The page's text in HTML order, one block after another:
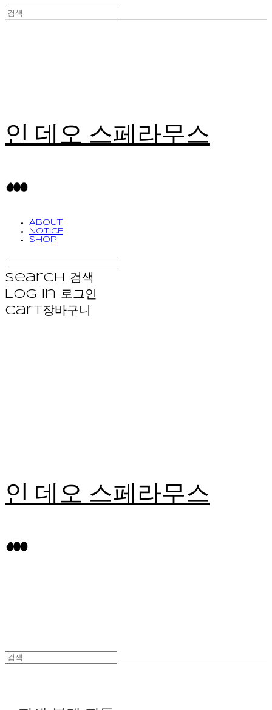
인 데오 스페라무스
ABOUT
NOTICE
SHOP
Search
검색
Log In 로그인
Cart장바구니
인 데오 스페라무스